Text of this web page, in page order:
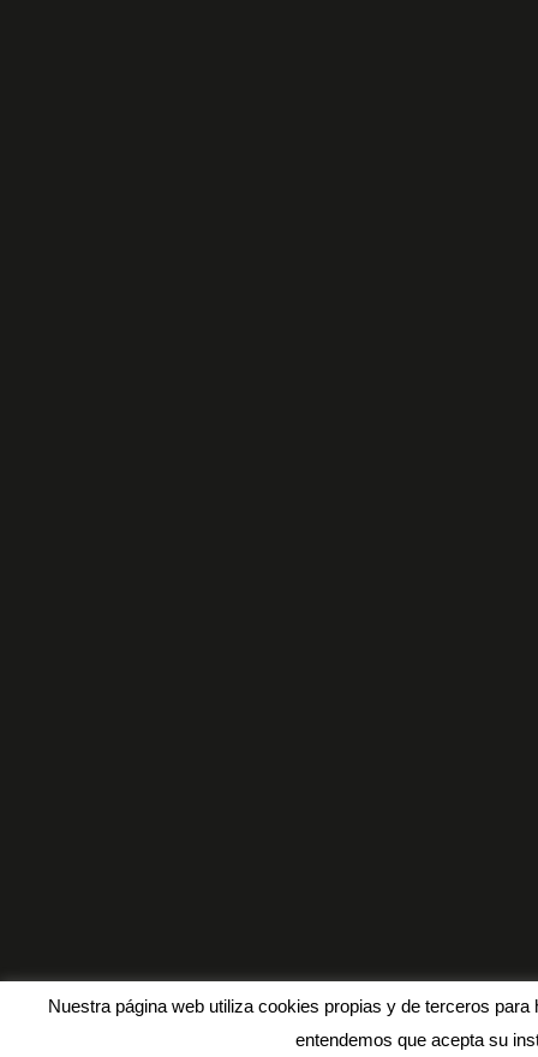
Nuestra página web utiliza cookies propias y de terceros
entendemos que acepta su